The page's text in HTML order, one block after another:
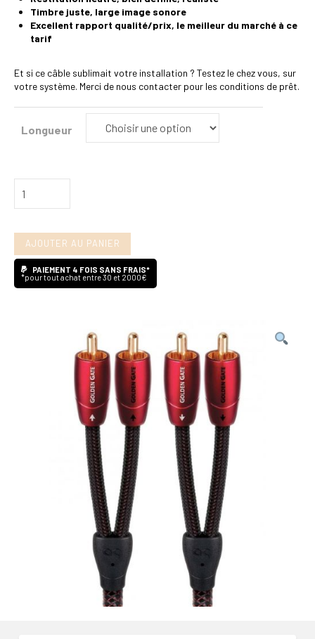
Timbre juste, large image sonore
Excellent rapport qualité/prix, le meilleur du marché à ce
tarif
Et si ce câble sublimait votre installation ? Testez le chez vous, sur
votre système. Merci de nous contacter pour les conditions de prêt.
Longueur
quantité
de
Golden
Gate
RCA/RCA
AJOUTER AU PANIER
PAIEMENT 4 FOIS SANS FRAIS*
*pour tout achat entre 30 et 2000€